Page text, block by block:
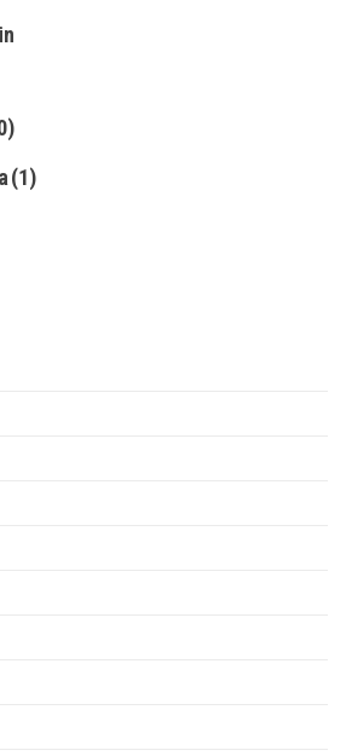
(1)